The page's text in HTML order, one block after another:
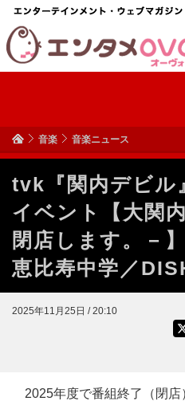
音楽 音楽ニュース
tvk『関内デビル
イベント【大関
閉店します。－
恵比寿中学／
2025年11月25日 / 20:10
2025年度で番組終了（閉店